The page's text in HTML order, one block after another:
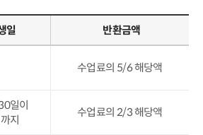
일 반환금액
수업료의 5/6 해당액
일이
지
수업료의 2/3 해당액